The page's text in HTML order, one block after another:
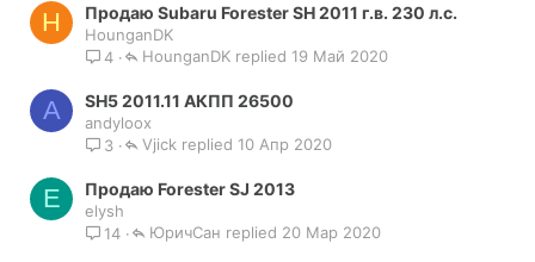
H Продаю Subaru Forester SH 2011 г.в. 230 л.с.
HounganDK
4
19 Май 2020
HounganDK
A SH5 2011.11 АКПП 26500
andyloox
3
10 Апр 2020
Vjick
E Продаю Forester SJ 2013
elysh
14
20 Мар 2020
ЮричСан